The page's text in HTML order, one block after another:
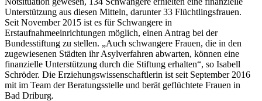
Unterstützung aus diesen Mitteln, darunter 33 Flüchtlingsfrauen.
Seit November 2015 ist es für Schwangere in
Erstaufnahmeeinrichtungen möglich, einen Antrag bei der
Bundesstiftung zu stellen. „Auch schwangere Frauen, die in den
zugewiesenen Städten ihr Asylverfahren abwarten, können eine
finanzielle Unterstützung durch die Stiftung erhalten“, so Isabell
Schröder. Die Erziehungswissenschaftlerin ist seit September 2016
mit im Team der Beratungsstelle und berät geflüchtete Frauen in
Bad Driburg.